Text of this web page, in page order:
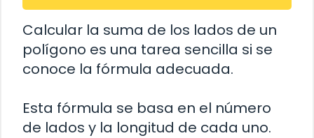
Calcular la suma de los lados de un
polígono es una tarea sencilla si se
conoce la fórmula adecuada.
Esta fórmula se basa en el número
de lados y la longitud de cada uno.